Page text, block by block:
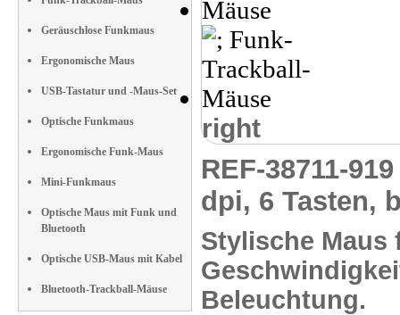
Geräuschlose Funkmaus
Ergonomische Maus
USB-Tastatur und -Maus-Set
Optische Funkmaus
Ergonomische Funk-Maus
Mini-Funkmaus
Optische Maus mit Funk und
Bluetooth
Optische USB-Maus mit Kabel
Bluetooth-Trackball-Mäuse
right
REF-38711-
dpi, 6 Tasten,
Stylische
Beleuchtung.